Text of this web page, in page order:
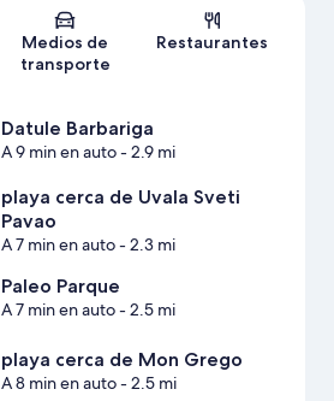
Sección del mapa
Medios de
transporte
Restaurantes
Datule Barbariga
A 9 min en auto- 2.9 mi
playa cerca de Uvala Sveti
Pavao
A 7 min en auto- 2.3 mi
Paleo Parque
A 7 min en auto- 2.5 mi
playa cerca de Mon Grego
A 8 min en auto- 2.5 mi